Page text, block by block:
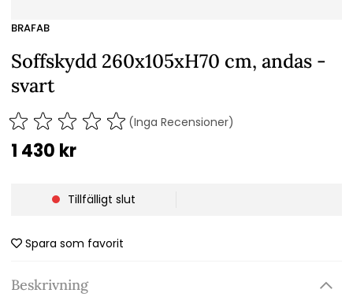
BRAFAB
Soffskydd 260x105xH70 cm, andas -
svart
(Inga Recensioner)
1 430 kr
Tillfälligt slut
Spara som favorit
Beskrivning